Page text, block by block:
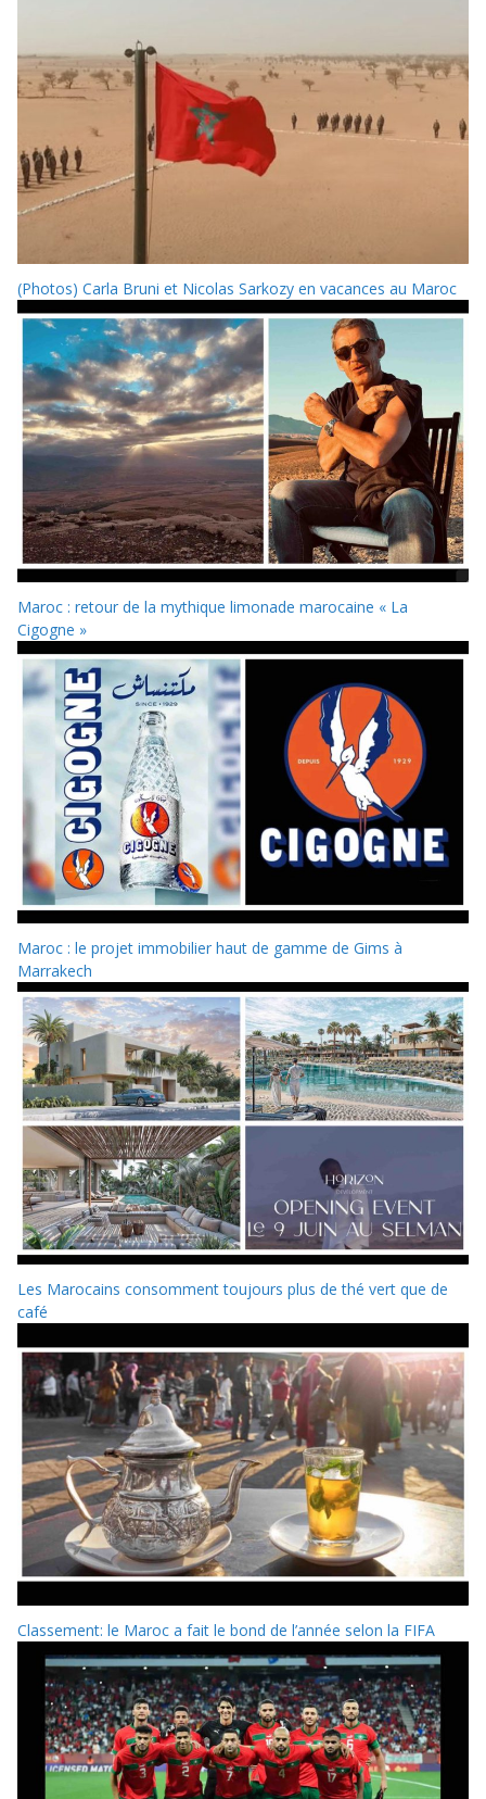
(Photos) Carla Bruni et Nicolas Sarkozy en vacances au Maroc
Maroc : retour de la mythique limonade marocaine « La
Cigogne »
Maroc : le projet immobilier haut de gamme de Gims à
Marrakech
Les Marocains consomment toujours plus de thé vert que de
café
Classement: le Maroc a fait le bond de l’année selon la FIFA